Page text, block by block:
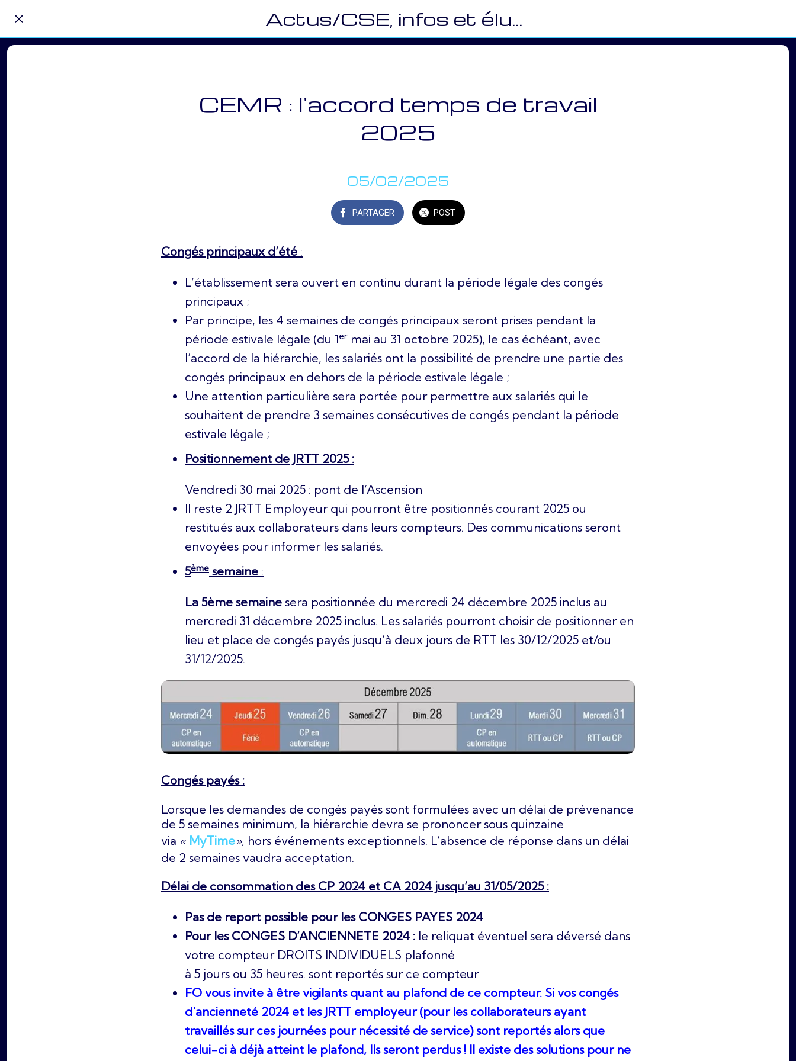
Actus/CSE, infos et élus (CEMR)
CEMR : l'accord temps de travail
2025
05/02/2025
PARTAGER POST
Congés principaux d’été :
L’établissement sera ouvert en continu durant la période légale des congés
principaux ;
Par principe, les 4 semaines de congés principaux seront prises pendant la
période estivale légale (du 1er mai au 31 octobre 2025), le cas échéant, avec
l’accord de la hiérarchie, les salariés ont la possibilité de prendre une partie des
congés principaux en dehors de la période estivale légale ;
Une attention particulière sera portée pour permettre aux salariés qui le
souhaitent de prendre 3 semaines consécutives de congés pendant la période
estivale légale ;
Positionnement de JRTT 2025 :
Vendredi 30 mai 2025 : pont de l’Ascension
Il reste 2 JRTT Employeur qui pourront être positionnés courant 2025 ou
restitués aux collaborateurs dans leurs compteurs. Des communications seront
envoyées pour informer les salariés.
5ème semaine :
La 5ème semaine sera positionnée du mercredi 24 décembre 2025 inclus au
mercredi 31 décembre 2025 inclus. Les salariés pourront choisir de positionner en
lieu et place de congés payés jusqu’à deux jours de RTT les 30/12/2025 et/ou
31/12/2025.
Congés payés :
Lorsque les demandes de congés payés sont formulées avec un délai de prévenance
de 5 semaines minimum, la hiérarchie devra se prononcer sous quinzaine
via « MyTime», hors événements exceptionnels. L’absence de réponse dans un délai
de 2 semaines vaudra acceptation.
Délai de consommation des CP 2024 et CA 2024 jusqu’au 31/05/2025 :
Pas de report possible pour les CONGES PAYES 2024
Pour les CONGES D’ANCIENNETE 2024 : le reliquat éventuel sera déversé dans
votre compteur DROITS INDIVIDUELS plafonné
à 5 jours ou 35 heures. sont reportés sur ce compteur
FO vous invite à être vigilants quant au plafond de ce compteur. Si vos congés
d'ancienneté 2024 et les JRTT employeur (pour les collaborateurs ayant
travaillés sur ces journées pour nécessité de service) sont reportés alors que
celui-ci à déjà atteint le plafond, Ils seront perdus ! Il existe des solutions pour ne